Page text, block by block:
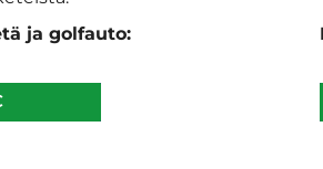
ja golfauto: